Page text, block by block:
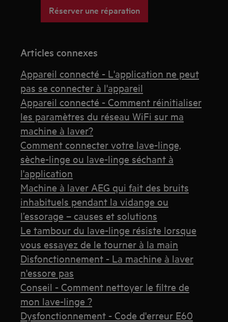
Réserver une réparation
Articles connexes
Appareil connecté - L'application ne peut
pas se connecter à l'appareil
Appareil connecté - Comment réinitialiser
les paramètres du réseau WiFi sur ma
machine à laver?
Comment connecter votre lave-linge,
sèche-linge ou lave-linge séchant à
l'application
Machine à laver AEG qui fait des bruits
inhabituels pendant la vidange ou
l’essorage – causes et solutions
Le tambour du lave-linge résiste lorsque
vous essayez de le tourner à la main
Disfonctionnement - La machine à laver
n'essore pas
Conseil - Comment nettoyer le filtre de
mon lave-linge ?
Dysfonctionnement - Code d'erreur E60